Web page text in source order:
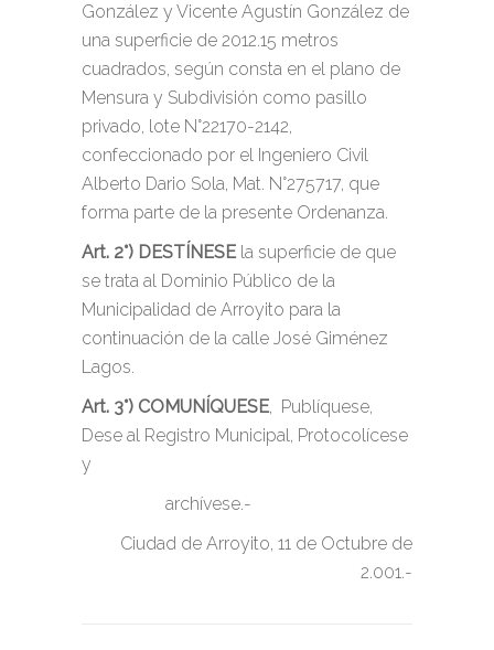
González y Vicente Agustín González de
una superficie de 2012.15 metros
cuadrados, según consta en el plano de
Mensura y Subdivisión como pasillo
privado, lote N°22170-2142,
confeccionado por el Ingeniero Civil
Alberto Dario Sola, Mat. N°275717, que
forma parte de la presente Ordenanza.
Art. 2°) DESTÍNESE la superficie de que
se trata al Dominio Público de la
Municipalidad de Arroyito para la
continuación de la calle José Giménez
Lagos.
Art. 3°) COMUNÍQUESE, Publíquese,
Dese al Registro Municipal, Protocolícese
y
archívese.-
Ciudad de Arroyito, 11 de Octubre de
2.001.-